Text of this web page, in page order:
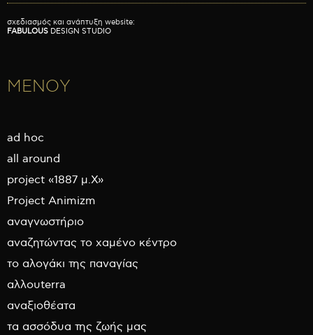
σχεδιασμός και ανάπτυξη website:
FABULOUS DESIGN STUDIO
ΜΕΝΟΥ
ad hoc
all around
project «1887 μ.Χ»
Project Animizm
αναγνωστήριο
αναζητώντας το χαμένο κέντρο
το αλογάκι της παναγίας
αλλουterra
αναξιοθέατα
τα ασσόδυα της ζωής μας